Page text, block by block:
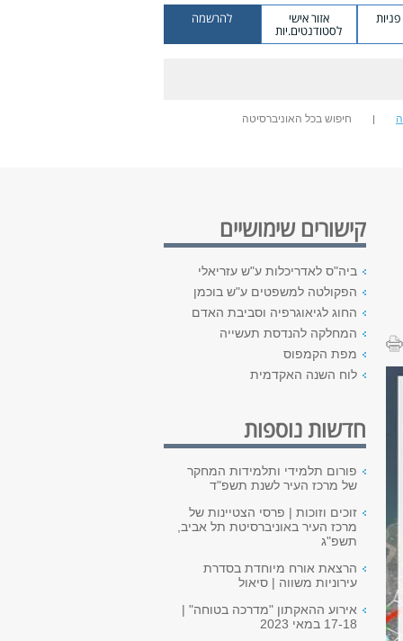
אזור אישי
לסטודנטים.יות
להרשמה
חיפוש בכל האוניברסיטה
קישורים שימושיים
ביה"ס לאדריכלות ע"ש עזריאלי
הפקולטה למשפטים ע"ש בוכמן
החוג לגיאוגרפיה וסביבת האדם
המחלקה להנדסת תעשייה
מפת הקמפוס
לוח השנה האקדמית
חדשות נוספות
פורום תלמידי ותלמידות המחקר
של מרכז העיר לשנת תשפ"ד
זוכים וזוכות | פרסי הצטיינות של
מרכז העיר באוניברסיטת תל אביב,
תשפ"ג
הרצאת אורח מיוחדת בסדרת
עירוניות משווה | סיאול
אירוע ההאקתון "מדרכה בטוחה" |
17-18 במאי 2023